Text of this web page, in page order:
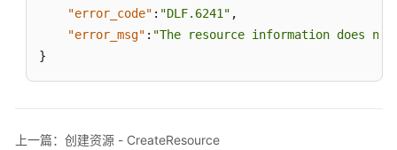
"error_code" : "DLF.6241" ,
"error_msg" : "The resource information does
}
上一篇：创建资源 - CreateResource